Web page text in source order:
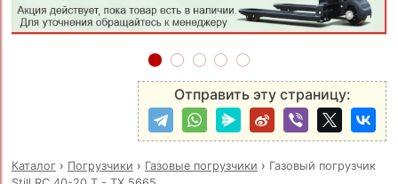
Отправить эту страницу:
Каталог› Погрузчики › Газовые погрузчики › Газовый погрузчик